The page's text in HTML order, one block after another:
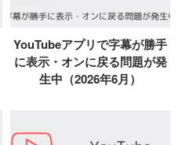
YouTubeアプリで字幕が勝手
に表示・オンに戻る問題が発
生中（2026年6月）